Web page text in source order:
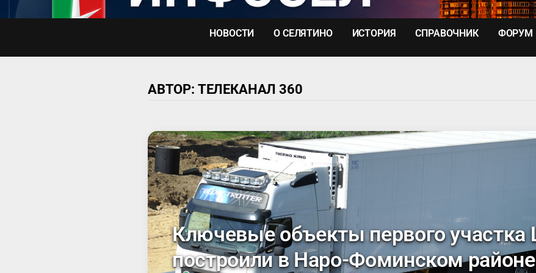
Перейти
НОВОСТИ О СЕЛЯТИНО ИСТОРИЯ СПРАВОЧНИК ФОРУМ
АВТОР: ТЕЛЕКАНАЛ 360
Ключевые объекты первого
построили в Наро-Фоминском районе